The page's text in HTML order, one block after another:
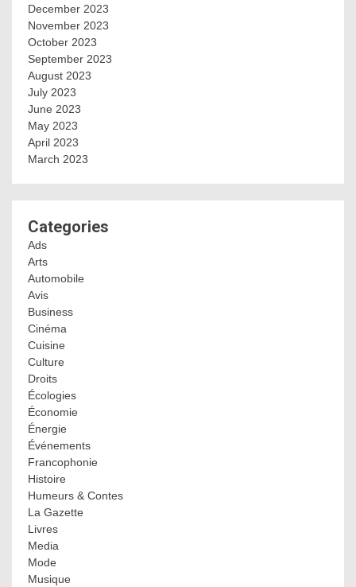
December 2023
November 2023
October 2023
September 2023
August 2023
July 2023
June 2023
May 2023
April 2023
March 2023
Categories
Ads
Arts
Automobile
Avis
Business
Cinéma
Cuisine
Culture
Droits
Écologies
Économie
Énergie
Événements
Francophonie
Histoire
Humeurs & Contes
La Gazette
Livres
Media
Mode
Musique